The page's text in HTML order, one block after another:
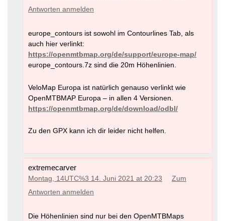
Antworten anmelden
europe_contours ist sowohl im Contourlines Tab, als
auch hier verlinkt:
https://openmtbmap.org/de/support/europe-map/
europe_contours.7z sind die 20m Höhenlinien.
VeloMap Europa ist natürlich genauso verlinkt wie
OpenMTBMAP Europa – in allen 4 Versionen.
https://openmtbmap.org/de/download/odbl/
Zu den GPX kann ich dir leider nicht helfen.
extremecarver
Montag, 14UTC%3 14. Juni 2021 at 20:23
Zum
Antworten anmelden
Die Höhenlinien sind nur bei den OpenMTBMaps